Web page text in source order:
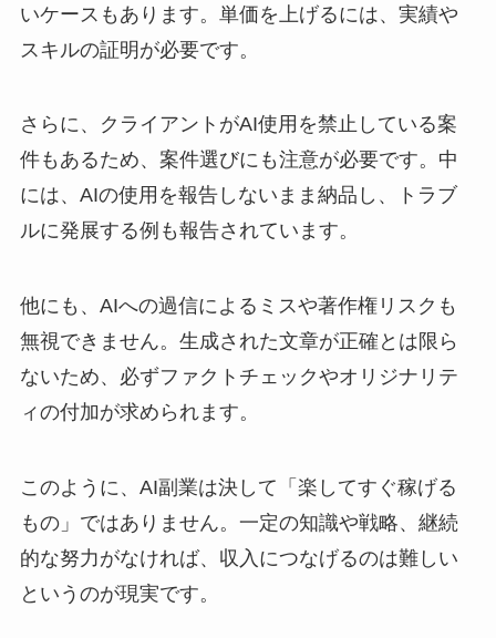
いケースもあります。単価を上げるには、実績や
スキルの証明が必要です。
さらに、クライアントがAI使用を禁止している案
件もあるため、案件選びにも注意が必要です。中
には、AIの使用を報告しないまま納品し、トラブ
ルに発展する例も報告されています。
他にも、AIへの過信によるミスや著作権リスクも
無視できません。生成された文章が正確とは限ら
ないため、必ずファクトチェックやオリジナリテ
ィの付加が求められます。
このように、AI副業は決して「楽してすぐ稼げる
もの」ではありません。一定の知識や戦略、継続
的な努力がなければ、収入につなげるのは難しい
というのが現実です。